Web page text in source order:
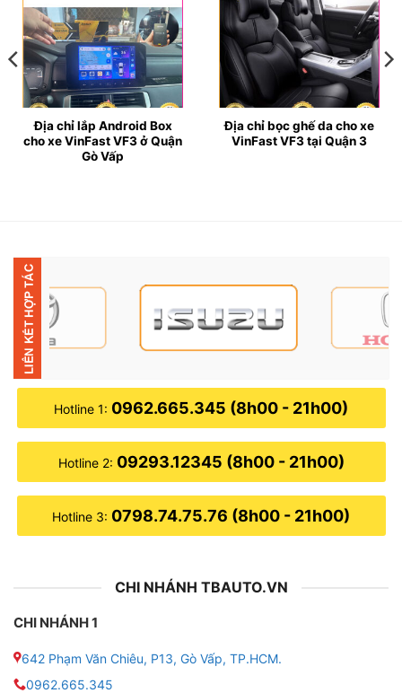
Địa chỉ lắp Android Box
cho xe VinFast VF3 ở Quận
Gò Vấp
Địa chỉ bọc ghế da cho xe
VinFast VF3 tại Quận 3
Hotline 1: 0962.665.345 (8h00 - 21h00)
Hotline 2: 09293.12345 (8h00 - 21h00)
Hotline 3: 0798.74.75.76 (8h00 - 21h00)
CHI NHÁNH TBAUTO.VN
CHI NHÁNH 1
642 Phạm Văn Chiêu, P13, Gò Vấp, TP.HCM.
0962.665.345